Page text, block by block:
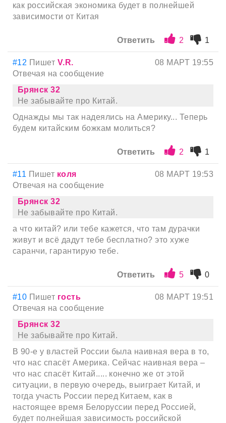
как российская экономика будет в полнейшей
зависимости от Китая
Ответить 2 1
#12 Пишет V.R.
08 МАРТ 19:55
Отвечая на сообщение
Брянск 32
Не забывайте про Китай.
Однажды мы так надеялись на Америку... Теперь
будем китайским божкам молиться?
Ответить 2 1
#11 Пишет коля
08 МАРТ 19:53
Отвечая на сообщение
Брянск 32
Не забывайте про Китай.
а что китай? или тебе кажется, что там дурачки
живут и всё дадут тебе бесплатно? это хуже
саранчи, гарантирую тебе.
Ответить 5 0
#10 Пишет гость
08 МАРТ 19:51
Отвечая на сообщение
Брянск 32
Не забывайте про Китай.
В 90-е у властей России была наивная вера в то,
что нас спасёт Америка. Сейчас наивная вера –
что нас спасёт Китай..... конечно же от этой
ситуации, в первую очередь, выиграет Китай, и
тогда участь России перед Китаем, как в
настоящее время Белоруссии перед Россией,
будет полнейшая зависимость российской